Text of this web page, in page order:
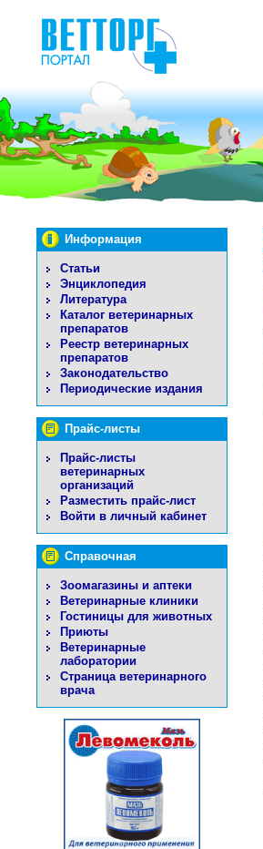
Информация
Статьи
Энциклопедия
Литература
Каталог ветеринарных
препаратов
Реестр ветеринарных
препаратов
Законодательство
Периодические издания
Прайс-листы
Прайс-листы
ветеринарных
организаций
Разместить прайс-лист
Войти в личный кабинет
Справочная
Зоомагазины и аптеки
Ветеринарные клиники
Гостиницы для животных
Приюты
Ветеринарные
лаборатории
Страница ветеринарного
врача